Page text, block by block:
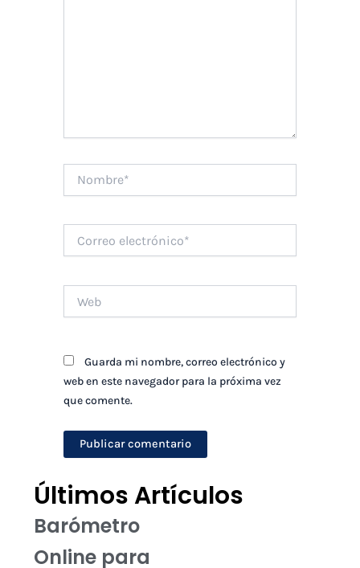
electrónico*
Guarda mi nombre, correo electrónico y
web en este navegador para la próxima vez
que comente.
Últimos Artículos
Barómetro
Online para